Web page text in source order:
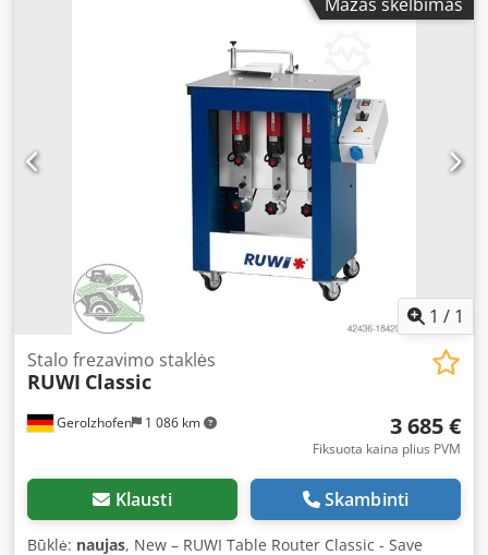
no.: ROM 8102 V 1188 Motor: 9 kW reinforced incl. feed
unit with 4 rollers Speed settings: 3 / 4.5 / 6 / 8000 rpm
Cjdovwf Sbopfx Aicsrf Spindle diameter: 50 mm Clamping
height: 270 mm Location: ex works Handover in as-
inspected condition Technically tested, not overhauled.
Unpackaged. - free loaded -
1 / 1
Gerolzhofen 1 086 km
Stalo frezavimo staklės
RUWI Classic
3 685 €
Fiksuota kaina plius PVM
Klausti Skambinti
Būklė: naujas, New – RUWI Table Router Classic - Save